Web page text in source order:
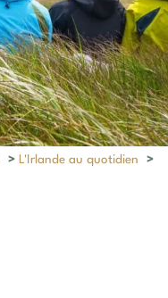
> L'Irlande au quotidien
>